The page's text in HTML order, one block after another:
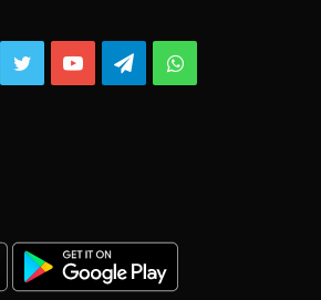
TwitterYouTubeTelegramWhatsApp